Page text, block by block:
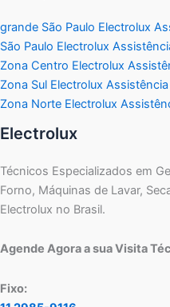
grande São Paulo Electrolux
São Paulo Electrolux
Zona Centro Electrolux
Zona Sul Electrolux Assistência
Zona Norte Electrolux
Electrolux
Técnicos Especializados em
Forno, Máquinas de Lavar,
Electrolux no Brasil.
Agende Agora a sua Visita
Fixo: